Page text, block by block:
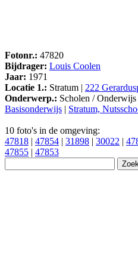
Fotonr.: 47820
Bijdrager: Louis Coolen
Jaar: 1971
Locatie 1.: Stratum | 222
Onderwerp.: Scholen / Onderwijs
Basisonderwijs | Stratum,
10 foto's in de omgeving:
47818 | 47854 | 31898 | 30022 |
47855 | 47853